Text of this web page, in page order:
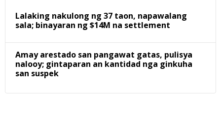
Lalaking nakulong ng 37 taon, napawalang
sala; binayaran ng $14M na settlement
Amay arestado san pangawat gatas, pulisya
nalooy; gintaparan an kantidad nga ginkuha
san suspek